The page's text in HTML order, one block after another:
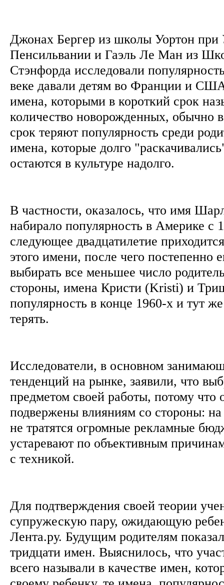
Джонах Бергер из школы Уортон при
Пенсильвании и Гаэль Ле Ман из
Стэнфорда исследовали
веке давали детям во Франции и
имена, которыми в короткий срок
количество новорожденных, обычно
срок теряют популярность среди
имена, которые долго
остаются в культуре надолго.
В частности, оказалось, что имя
набирало популярность в Америке с
следующее двадцатилетие
этого имени, после чего постепенно
выбирать все меньшее число
стороны, имена Кристи (Kristi) и
популярность в конце 1960-х и тут
терять.
Исследователи, в основном
тенденций на рынке, заявили, что
предметом своей работы, потому что
подвержены влияниям со стороны:
не тратятся огромные рекламные
устаревают по объективным
с техникой.
Для подтверждения своей теории
супружескую пару, ожидающую
Лента.ру. Будущим родителям
тридцати имен. Выяснилось, что
всего называли в качестве имен,